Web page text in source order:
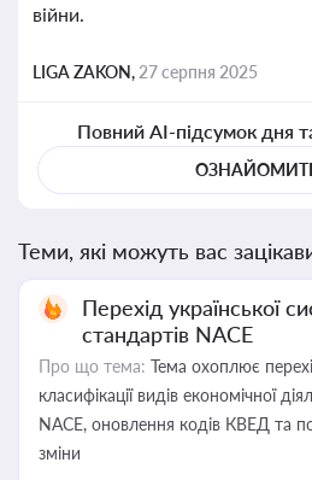
війни.
LIGA ZAKON, 27 серпня 2025
Повний AI-підсумок дня
Теми, які можуть вас
Перехід української
стандартів NACE
Про що тема: Тема охоплює
класифікації видів економічної
NACE, оновлення кодів КВЕД та
зміни